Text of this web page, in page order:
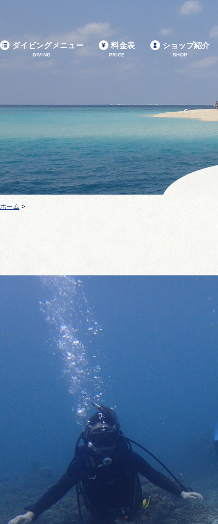
ダイビングメニュー
DIVING
料金表
PRICE
ショップ紹介
SHOP
ホーム >